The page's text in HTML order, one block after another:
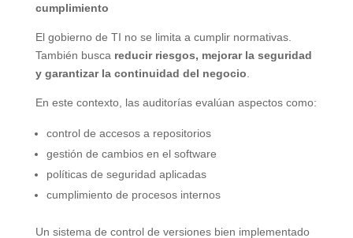
cumplimiento
El gobierno de TI no se limita a cumplir normativas.
También busca reducir riesgos, mejorar la seguridad
y garantizar la continuidad del negocio
En este contexto, las auditorías evalúan aspectos como:
control de accesos a repositorios
gestión de cambios en el software
políticas de seguridad aplicadas
cumplimiento de procesos internos
Un sistema de control de versiones bien implementado